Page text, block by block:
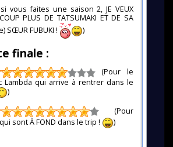
vous faites une saison 2, JE VEUX
PLUS DE TATSUMAKI ET DE SA
SŒUR FUBUKI !
)
finale :
(Pour le
Lambda qui arrive à rentrer dans le
)
(Pour
sont À FOND dans le trip !
)